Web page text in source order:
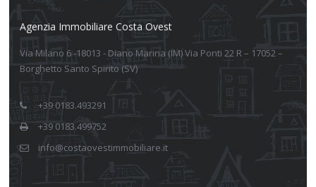
Agenzia Immobiliare Costa Ovest
Via Milano 6 -18013 - Diano Marina (IM) Via Ponti 22 R – 17052 –
Borghetto Santo Spirito (SV)
+39 0183.493291
+39 0183.499752
info@costaovestimmobiliare.it